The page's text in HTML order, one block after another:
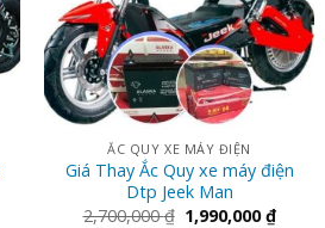
ẮC QUY XE MÁY ĐIỆN
Giá Thay Ắc Quy xe máy điện
Dtp Jeek Man
2,700,000₫ 1,990,000₫